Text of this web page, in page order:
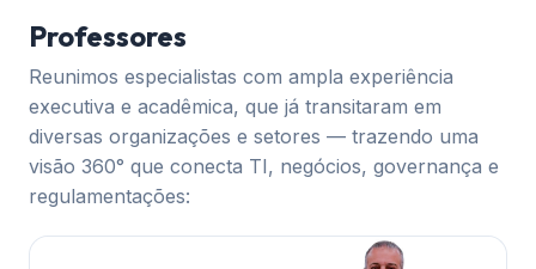
Professores
Reunimos especialistas com ampla experiência
executiva e acadêmica, que já transitaram em
diversas organizações e setores — trazendo uma
visão 360° que conecta TI, negócios, governança e
regulamentações: